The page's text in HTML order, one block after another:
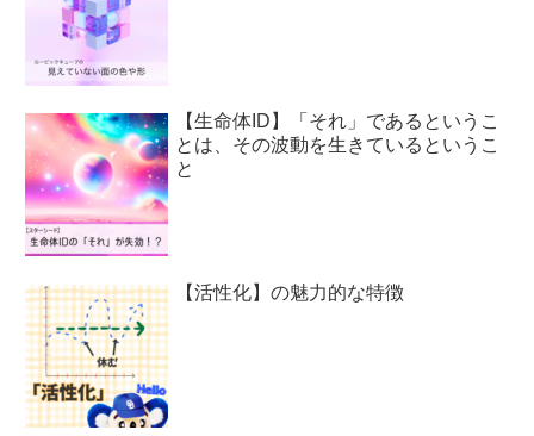
【生命体ID】「それ」であるというこ
とは、その波動を生きているというこ
と
【活性化】の魅力的な特徴